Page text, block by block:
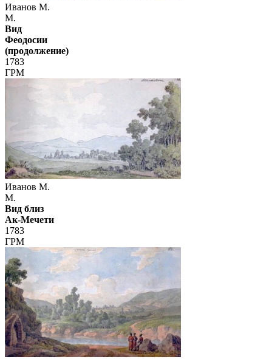
Иванов М.
М.
Вид
Феодосии
(продолжение)
1783
ГРМ
Иванов М.
М.
Вид близ
Ак-Мечети
1783
ГРМ